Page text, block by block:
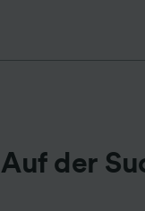
Auf der